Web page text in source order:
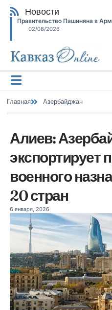
Новости
Правительство Пашиняна в
02/08/2026
Главная Азербайджан
Алиев:
экспортирует
военного
20 стран
6 января, 2026